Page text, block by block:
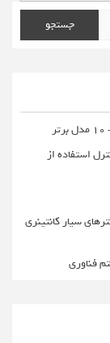
استفاده از
سیار کانتینری
فناوری